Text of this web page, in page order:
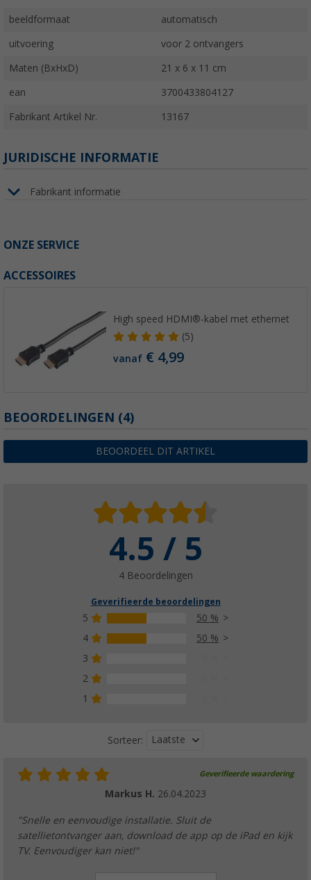
beeldformaat automatisch
uitvoering voor 2 ontvangers
Maten (BxHxD) 21 x 6 x 11 cm
ean 3700433804127
Fabrikant Artikel Nr. 13167
JURIDISCHE INFORMATIE
Fabrikant informatie
ONZE SERVICE
ACCESSOIRES
High speed HDMI®-kabel met ethernet
(5)
vanaf € 4,99
BEOORDELINGEN (4)
BEOORDEEL DIT ARTIKEL
4.5 / 5
4 Beoordelingen
Geverifieerde beoordelingen
5
50 %
4
50 %
3
2
1
Sorteer: Laatste
Geverifieerde waardering
Markus H. 26.04.2023
"Snelle en eenvoudige installatie. Sluit de
satellietontvanger aan, download de app op de iPad en kijk
TV. Eenvoudiger kan niet!"